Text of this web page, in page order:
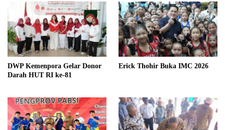
DWP Kemenpora Gelar Donor
Darah HUT RI ke-81
Erick Thohir Buka IMC 2026